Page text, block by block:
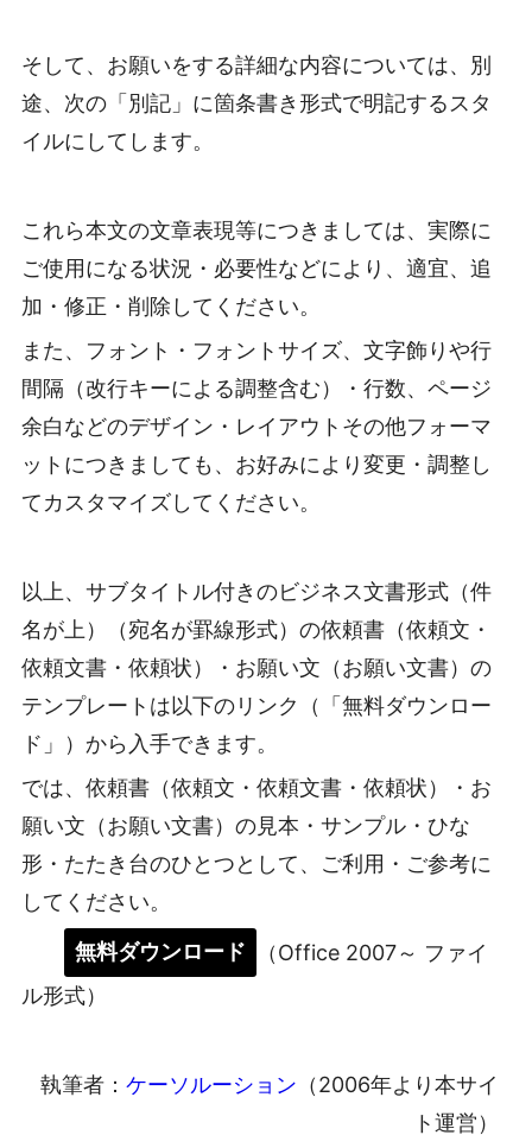
そして、お願いをする詳細な内容については、別
途、次の「別記」に箇条書き形式で明記するスタ
イルにしてします。
これら本文の文章表現等につきましては、実際に
ご使用になる状況・必要性などにより、適宜、追
加・修正・削除してください。
また、フォント・フォントサイズ、文字飾りや行
間隔（改行キーによる調整含む）・行数、ページ
余白などのデザイン・レイアウトその他フォーマ
ットにつきましても、お好みにより変更・調整し
てカスタマイズしてください。
以上、サブタイトル付きのビジネス文書形式（件
名が上）（宛名が罫線形式）の依頼書（依頼文・
依頼文書・依頼状）・お願い文（お願い文書）の
テンプレートは以下のリンク（「無料ダウンロー
ド」）から入手できます。
では、依頼書（依頼文・依頼文書・依頼状）・お
願い文（お願い文書）の見本・サンプル・ひな
形・たたき台のひとつとして、ご利用・ご参考に
してください。
無料ダウンロード
（Office 2007～ ファイ
ル形式）
執筆者： ケーソルーション （2006年より本サイ
ト運営）